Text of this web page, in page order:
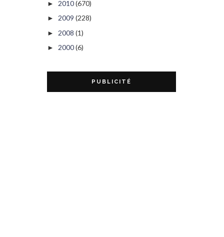
► 2010(670)
► 2009 (228)
► 2008 (1)
► 2000(6)
PUBLICITÉ